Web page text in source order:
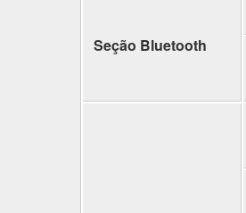
Seção Bluetooth